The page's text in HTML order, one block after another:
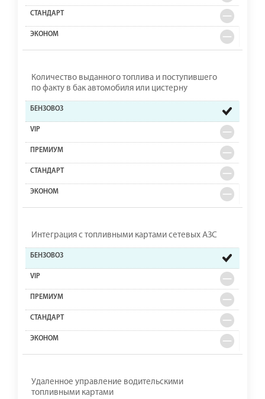
Количество выданного топлива и поступившего
по факту в бак автомобиля или цистерну
Интеграция с топливными картами сетевых АЗС
Удаленное управление водительскими
топливными картами